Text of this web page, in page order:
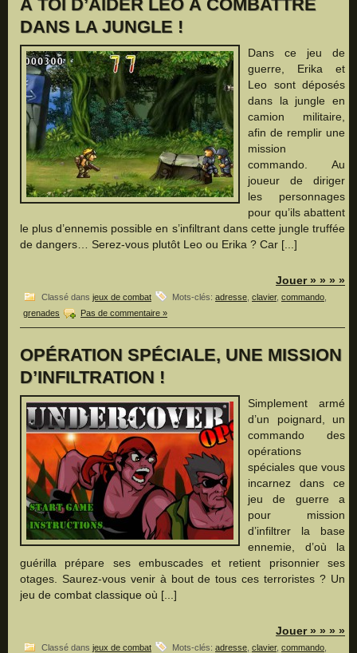
À TOI D’AIDER LEO À COMBATTRE
DANS LA JUNGLE !
Dans ce jeu de
guerre, Erika et
Leo sont déposés
dans la jungle en
camion militaire,
afin de remplir une
mission
commando. Au
joueur de diriger
les personnages
pour qu’ils abattent
le plus d’ennemis possible en s’infiltrant dans cette jungle truffée
de dangers… Serez-vous plutôt Leo ou Erika ? Car [...]
Jouer » » » »
Classé dans jeux de combat Mots-clés: adresse clavier, commando
grenades
Pas de commentaire »
OPÉRATION SPÉCIALE, UNE MISSION
D’INFILTRATION !
Simplement armé
d’un poignard, un
commando des
opérations
spéciales que vous
incarnez dans ce
jeu de guerre a
pour mission
d’infiltrer la base
ennemie, d’où la
guérilla prépare ses embuscades et retient prisonnier ses
otages. Saurez-vous venir à bout de tous ces terroristes ? Un
jeu de combat classique où [...]
Jouer » » » »
Classé dans jeux de combat Mots-clés: adresse clavier, commando